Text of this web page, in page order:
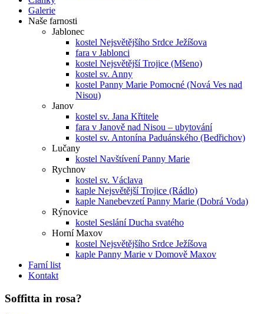
Galerie
Naše farnosti
Jablonec
kostel Nejsvětějšího Srdce Ježíšova
fara v Jablonci
kostel Nejsvětější Trojice (Mšeno)
kostel sv. Anny
kostel Panny Marie Pomocné (Nová Ves nad
Nisou)
Janov
kostel sv. Jana Křtitele
fara v Janově nad Nisou – ubytování
kostel sv. Antonína Paduánského (Bedřichov)
Lučany
kostel Navštívení Panny Marie
Rychnov
kostel sv. Václava
kaple Nejsvětější Trojice (Rádlo)
kaple Nanebevzetí Panny Marie (Dobrá Voda)
Rýnovice
kostel Seslání Ducha svatého
Horní Maxov
kostel Nejsvětějšího Srdce Ježíšova
kaple Panny Marie v Domově Maxov
Farní list
Kontakt
Soffitta in rosa?